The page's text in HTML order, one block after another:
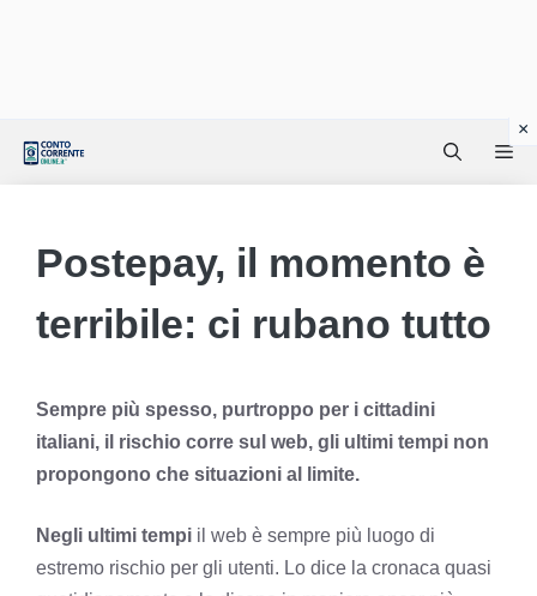
Postepay, il momento è
terribile: ci rubano tutto
Sempre più spesso, purtroppo per i cittadini
italiani, il rischio corre sul web, gli ultimi tempi non
propongono che situazioni al limite.
Negli ultimi tempi il web è sempre più luogo di
estremo rischio per gli utenti. Lo dice la cronaca quasi